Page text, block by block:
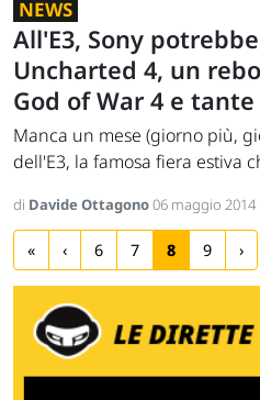
NEWS
All'E3, Sony
Uncharted 4, un
God of War 4 e
Manca un mese (giorno più,
dell'E3, la famosa fiera estiva
di Davide Ottagono06 maggio 2014
« ‹ 6 7 8 9 ›